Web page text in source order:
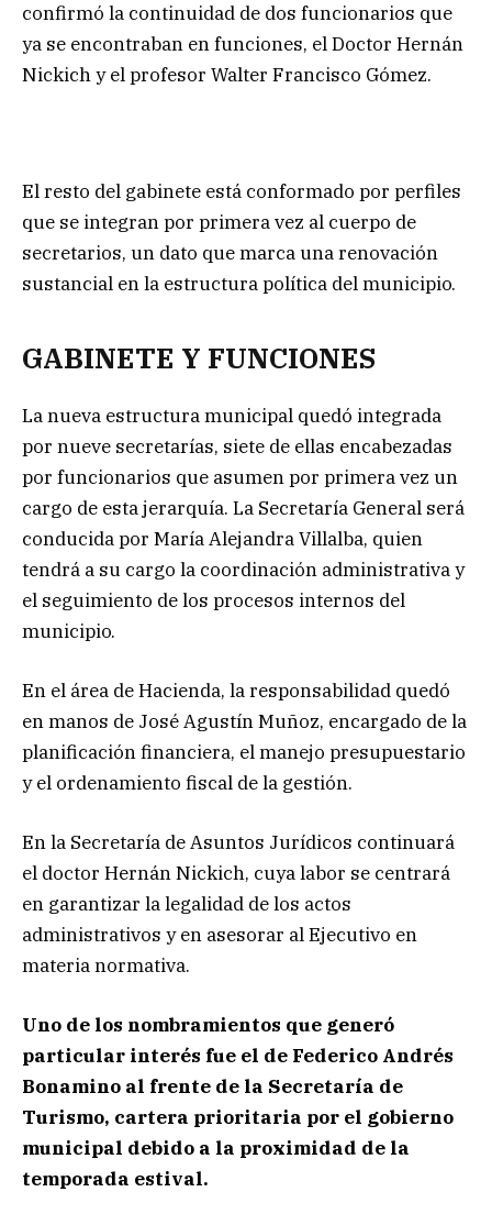
confirmó la continuidad de dos funcionarios que
ya se encontraban en funciones, el Doctor Hernán
Nickich y el profesor Walter Francisco Gómez.
El resto del gabinete está conformado por perfiles
que se integran por primera vez al cuerpo de
secretarios, un dato que marca una renovación
sustancial en la estructura política del municipio.
GABINETE Y FUNCIONES
La nueva estructura municipal quedó integrada
por nueve secretarías, siete de ellas encabezadas
por funcionarios que asumen por primera vez un
cargo de esta jerarquía. La Secretaría General será
conducida por María Alejandra Villalba, quien
tendrá a su cargo la coordinación administrativa y
el seguimiento de los procesos internos del
municipio.
En el área de Hacienda, la responsabilidad quedó
en manos de José Agustín Muñoz, encargado de la
planificación financiera, el manejo presupuestario
y el ordenamiento fiscal de la gestión.
En la Secretaría de Asuntos Jurídicos continuará
el doctor Hernán Nickich, cuya labor se centrará
en garantizar la legalidad de los actos
administrativos y en asesorar al Ejecutivo en
materia normativa.
Uno de los nombramientos que generó
particular interés fue el de Federico Andrés
Bonamino al frente de la Secretaría de
Turismo, cartera prioritaria por el gobierno
municipal debido a la proximidad de la
temporada estival.